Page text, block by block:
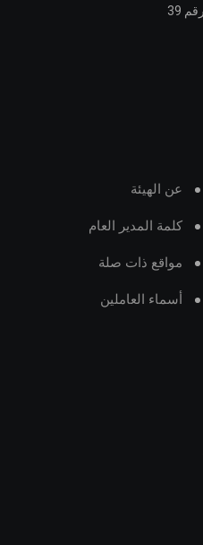
39
عن الهيئة
كلمة المدير العام
مواقع ذات صلة
أسماء العاملين